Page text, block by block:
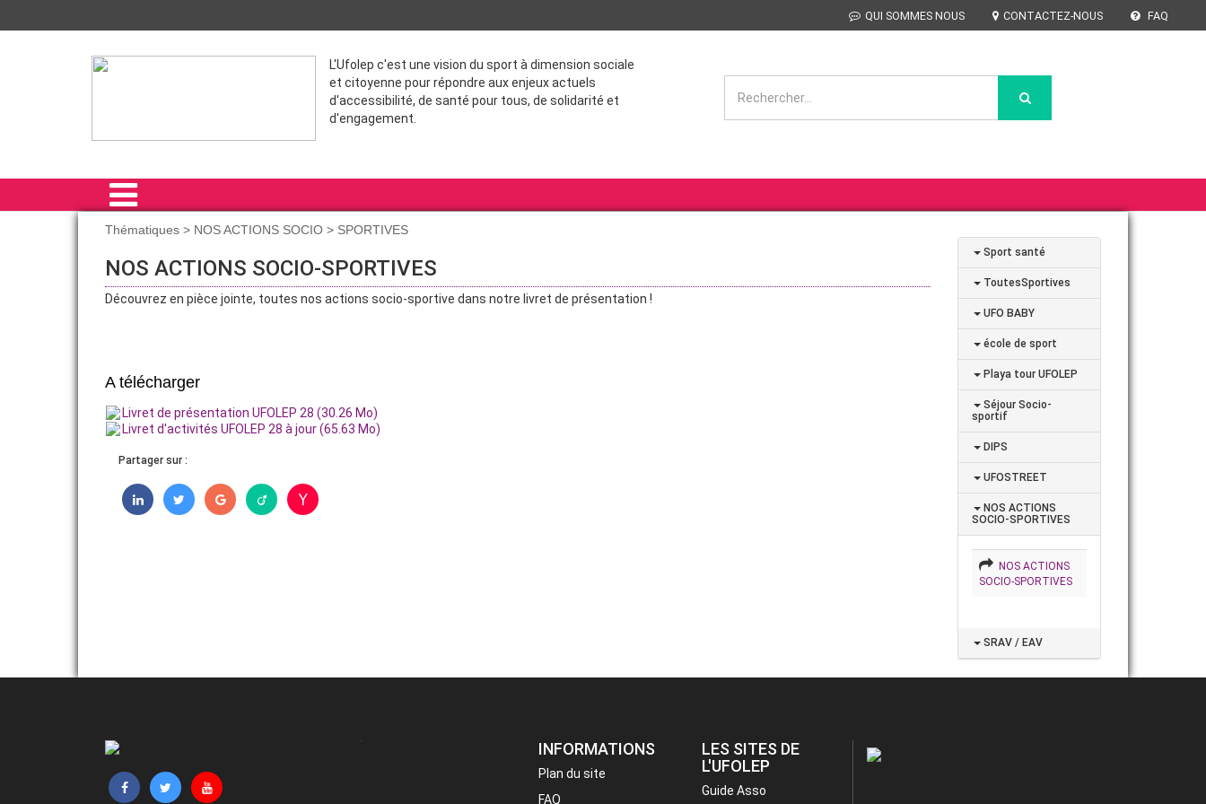
QUI SOMMES NOUS CONTACTEZ-NOUS FAQ
L'Ufolep c'est une vision du sport à dimension sociale
et citoyenne pour répondre aux enjeux actuels
d'accessibilité, de santé pour tous, de solidarité et
d'engagement.
VIE ASSOCIATIVE
ADHÉRER
ACTUALITÉS
MAISON SPORT SANTÉ UFOLEP 28
Thématiques > NOS ACTIONS SOCIO > SPORTIVES
NOS ACTIONS SOCIO-SPORTIVES
Découvrez en pièce jointe, toutes nos actions socio-sportive dans notre livret de présentation !
A télécharger
Livret de présentation UFOLEP 28 (30.26 Mo)
Livret d'activités UFOLEP 28 à jour (65.63 Mo)
Partager sur :
Sport santé
ToutesSportives
UFO BABY
école de sport
Playa tour UFOLEP
Séjour Socio-
sportif
DIPS
UFOSTREET
NOS ACTIONS
SOCIO-SPORTIVES
NOS ACTIONS
SOCIO-SPORTIVES
SRAV / EAV
INFORMATIONS
Plan du site
FAQ
LES SITES DE
L'UFOLEP
Guide Asso